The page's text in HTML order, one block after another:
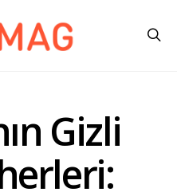
Gizli